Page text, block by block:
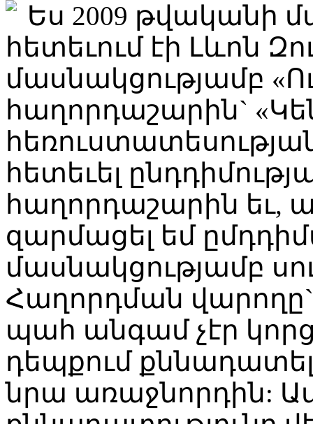
Ես 2009 թվականի
հետեւում էի Լևոն
մասնակցությամբ
հաղորդաշարին`
հետեւել
հաղորդաշարին եւ,
զարմացել եմ
մասնակցությամբ
Հաղորդման
պահ անգամ չէր
դեպքում
նրա առաջնորդին: